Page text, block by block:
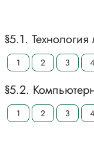
§5.1.
1 2 3 4
§5.2.
1 2 3 4